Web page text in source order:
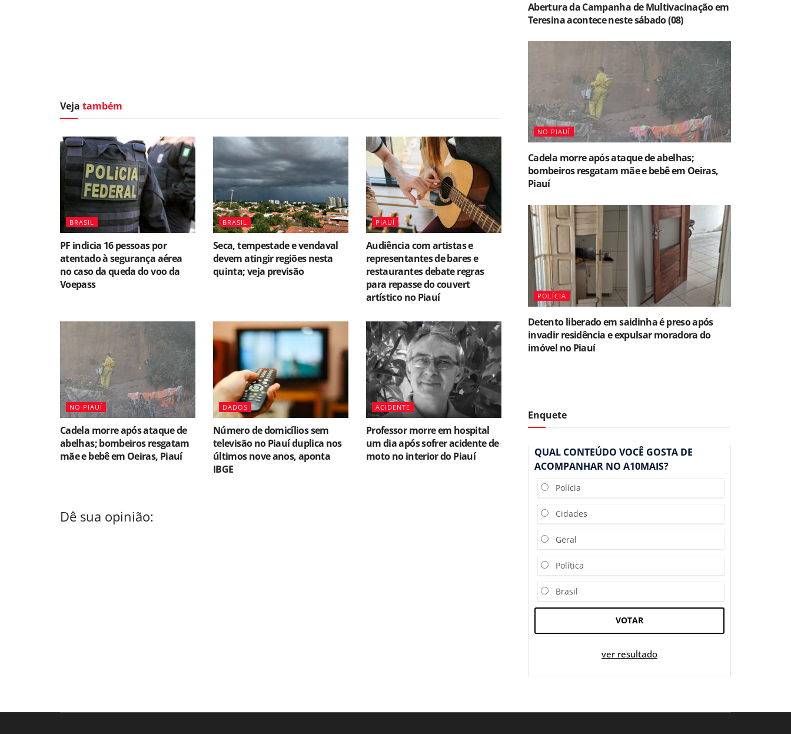
Veja também
BRASIL
PF indicia 16 pessoas por
atentado à segurança aérea
no caso da queda do voo da
Voepass
BRASIL
Seca, tempestade e vendaval
devem atingir regiões nesta
quinta; veja previsão
PIAUÍ
Audiência com artistas e
representantes de bares e
restaurantes debate regras
para repasse do couvert
artístico no Piauí
NO PIAUÍ
Cadela morre após ataque de
abelhas; bombeiros resgatam
mãe e bebê em Oeiras, Piauí
DADOS
Número de domicílios sem
televisão no Piauí duplica nos
últimos nove anos, aponta
IBGE
ACIDENTE
Professor morre em hospital
um dia após sofrer acidente de
moto no interior do Piauí
Dê sua opinião:
Abertura da Campanha de Multivacinação em
Teresina acontece neste sábado (08)
NO PIAUÍ
Cadela morre após ataque de abelhas;
bombeiros resgatam mãe e bebê em Oeiras,
Piauí
POLÍCIA
Detento liberado em saidinha é preso após
invadir residência e expulsar moradora do
imóvel no Piauí
Enquete
QUAL CONTEÚDO VOCÊ GOSTA DE
ACOMPANHAR NO A10MAIS?
Polícia
Cidades
Geral
Política
Brasil
VOTAR
ver resultado